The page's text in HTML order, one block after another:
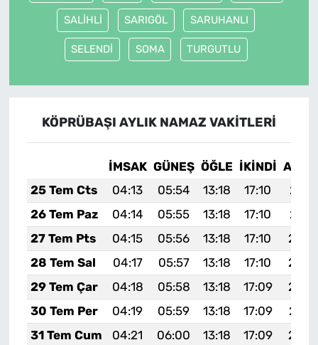
SALİHLİ SARIGÖL SARUHANLI
SELENDİ SOMA TURGUTLU
KÖPRÜBAŞI AYLIK NAMAZ VAKITLERI
İMSAK GÜNEŞ ÖĞLE İKINDI
25 Tem Cts
04:13 05:54 13:18 17:10
26 Tem Paz
04:14 05:55 13:18 17:10
27 Tem Pts
04:15 05:56 13:18 17:10
28 Tem Sal
04:17 05:57 13:18 17:10
29 Tem Çar
04:18 05:58 13:18 17:09
30 Tem Per
04:19 05:59 13:18 17:09
31 Tem Cum
04:21 06:00 13:18 17:09